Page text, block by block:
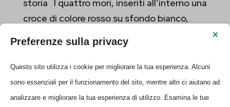
storia I quattro mori, inseriti all’interno una
croce di colore rosso su sfondo bianco,
del tempo. Sono stati raffigurati con
bende cingenti la fronte, calate sugli...
Ilaria
Preferenze sulla privacy
×
Questo sito utilizza i cookie per migliorare la tua esperienza. Alcuni
sono essenziali per il funzionamento del sito, mentre altri ci aiutano ad
analizzare e migliorare la tua esperienza di utilizzo. Esamina le tue